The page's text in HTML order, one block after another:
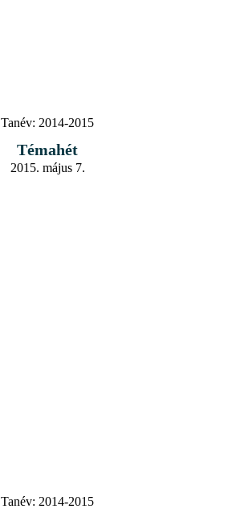
Tanév: 2014-2015
Témahét
2015. május 7.
Tanév: 2014-2015